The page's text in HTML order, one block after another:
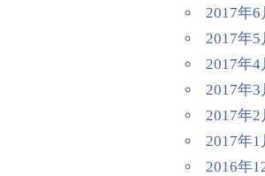
2017年6
2017年5
2017年4
2017年3
2017年2
2017年1
2016年